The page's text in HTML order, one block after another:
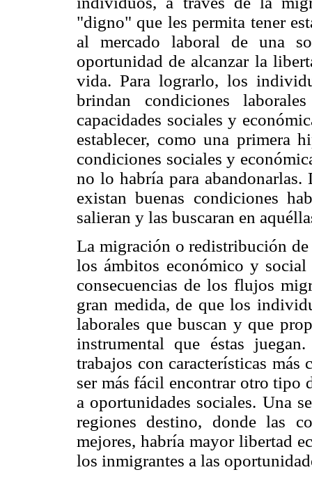
"digno" que les permita tener
al mercado laboral de una
oportunidad de alcanzar la
vida. Para lograrlo, los
brindan condiciones
capacidades sociales y
establecer, como una primera
condiciones sociales y
no lo habría para
existan buenas condiciones
salieran y las buscaran en
La migración o redistribución
los ámbitos económico y
consecuencias de los flujos
gran medida, de que los
laborales que buscan y que
instrumental que éstas
trabajos con características más
ser más fácil encontrar otro tipo
a oportunidades sociales. Una
regiones destino, donde las
mejores, habría mayor libertad
los inmigrantes a las